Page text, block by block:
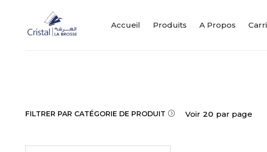
Accueil Produits A Propos
FILTRER PAR CATÉGORIE DE PRODUIT Voir 20 par page